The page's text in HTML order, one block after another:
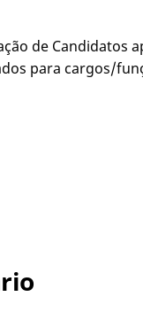
de Candidatos
para cargos/